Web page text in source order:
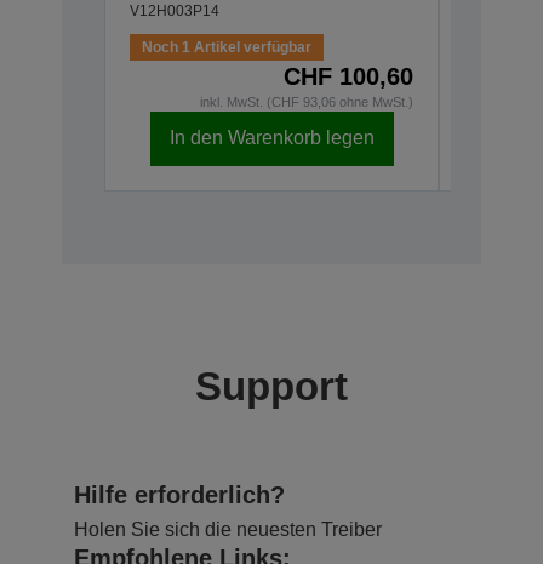
V12H003P14
Noch 1 Artikel verfügbar
CHF 100,60
inkl. MwSt. (CHF 93,06 ohne MwSt.)
In den Warenkorb legen
Support
Hilfe erforderlich?
Holen Sie sich die neuesten Treiber
Empfohlene Links: